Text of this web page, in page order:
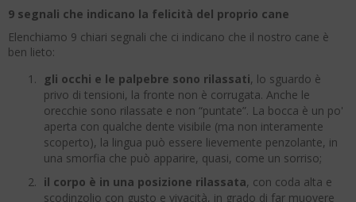
9 segnali che indicano la felicità del proprio cane
Elenchiamo 9 chiari segnali che ci indicano che il nostro cane è
ben lieto:
gli occhi e le palpebre sono rilassati, lo sguardo è
privo di tensioni, la fronte non è corrugata. Anche le
orecchie sono rilassate e non “puntate”. La bocca è un po'
aperta con qualche dente visibile (ma non interamente
scoperto), la lingua può essere lievemente penzolante, in
una smorfia che può apparire, quasi, come un sorriso;
il corpo è in una posizione rilassata, con coda alta e
scodinzolio con gusto e vivacità, in grado di far muovere